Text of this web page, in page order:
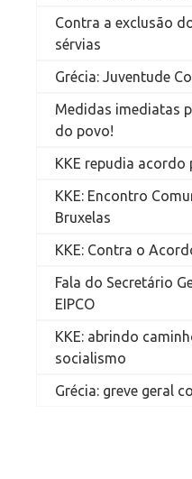
Contra a exclusão
sérvias
Grécia: Juventude
Medidas imediatas
do povo!
KKE repudia
KKE: Encontro
Bruxelas
KKE: Contra o
Fala do Secretário
EIPCO
KKE: abrindo
socialismo
Grécia: greve geral